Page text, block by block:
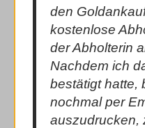
den
kostenlose
der Abholterin
Nachdem ich
bestätigt hatte,
nochmal per
auszudrucken,